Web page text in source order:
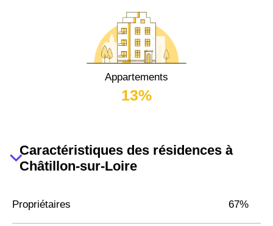
Appartements
13%
Caractéristiques des résidences à
Châtillon-sur-Loire
Propriétaires 67%